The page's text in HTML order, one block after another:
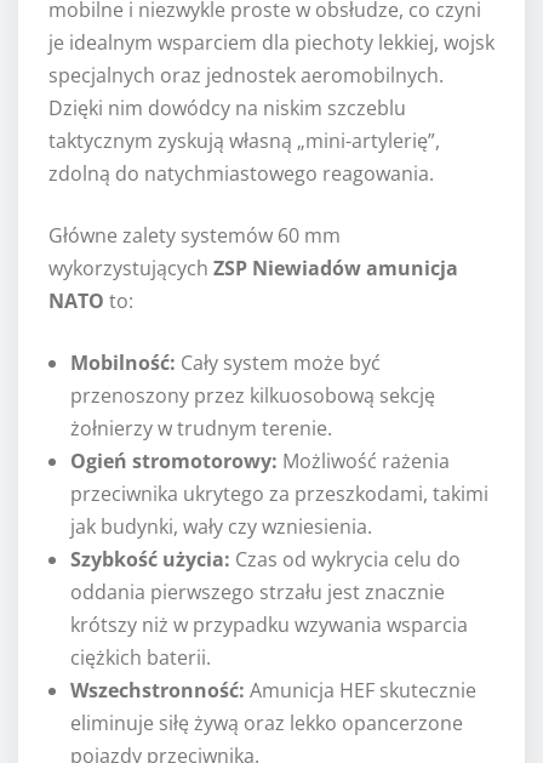
mobilne i niezwykle proste w obsłudze, co czyni
je idealnym wsparciem dla piechoty lekkiej, wojsk
specjalnych oraz jednostek aeromobilnych.
Dzięki nim dowódcy na niskim szczeblu
taktycznym zyskują własną „mini-artylerię”,
zdolną do natychmiastowego reagowania.
Główne zalety systemów 60 mm
wykorzystujących ZSP Niewiadów amunicja
NATO to:
Mobilność: Cały system może być
przenoszony przez kilkuosobową sekcję
żołnierzy w trudnym terenie.
Ogień stromotorowy: Możliwość rażenia
przeciwnika ukrytego za przeszkodami, takimi
jak budynki, wały czy wzniesienia.
Szybkość użycia: Czas od wykrycia celu do
oddania pierwszego strzału jest znacznie
krótszy niż w przypadku wzywania wsparcia
ciężkich baterii.
Wszechstronność: Amunicja HEF skutecznie
eliminuje siłę żywą oraz lekko opancerzone
pojazdy przeciwnika.